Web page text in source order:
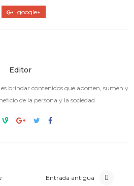
google+
Editor
brindar contenidos que aporten, sumen y
de la persona y la sociedad
Entrada antigua